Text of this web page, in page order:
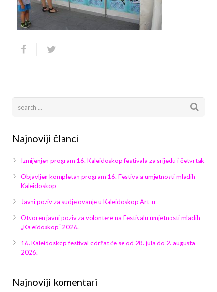
Video 2011
Video 2015
Video 2018
Galerija 2010
Galerija 2014
Galerija 2017
Galerija 2018
Galerija 2019
Galerija 2022
Galerija 2024
Arhiva
Najnoviji članci
Izmijenjen program 16. Kaleidoskop festivala za srijedu i četvrtak
Objavljen kompletan program 16. Festivala umjetnosti mladih
Kaleidoskop
Javni poziv za sudjelovanje u Kaleidoskop Art-u
Otvoren javni poziv za volontere na Festivalu umjetnosti mladih
„Kaleidoskop“ 2026.
16. Kaleidoskop festival održat će se od 28. jula do 2. augusta
2026.
Najnoviji komentari